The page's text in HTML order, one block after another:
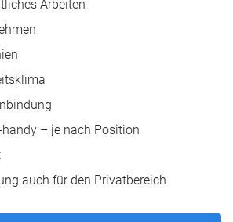
Arbeiten
– je nach Position
auch für den Privatbereich